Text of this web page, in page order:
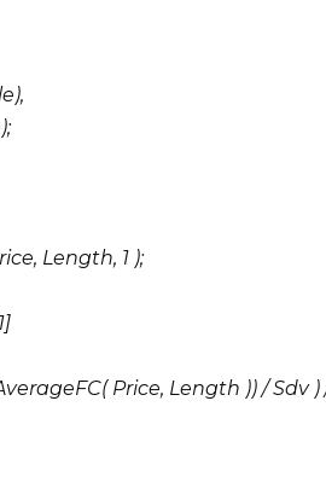
Length, 1 );
Price, Length )) / Sdv )